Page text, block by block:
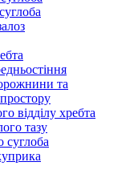
та
відділу хребта
тазу